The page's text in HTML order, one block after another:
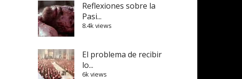
Reflexiones sobre la
Pasi...
8.4k views
El problema de recibir
lo...
6k views